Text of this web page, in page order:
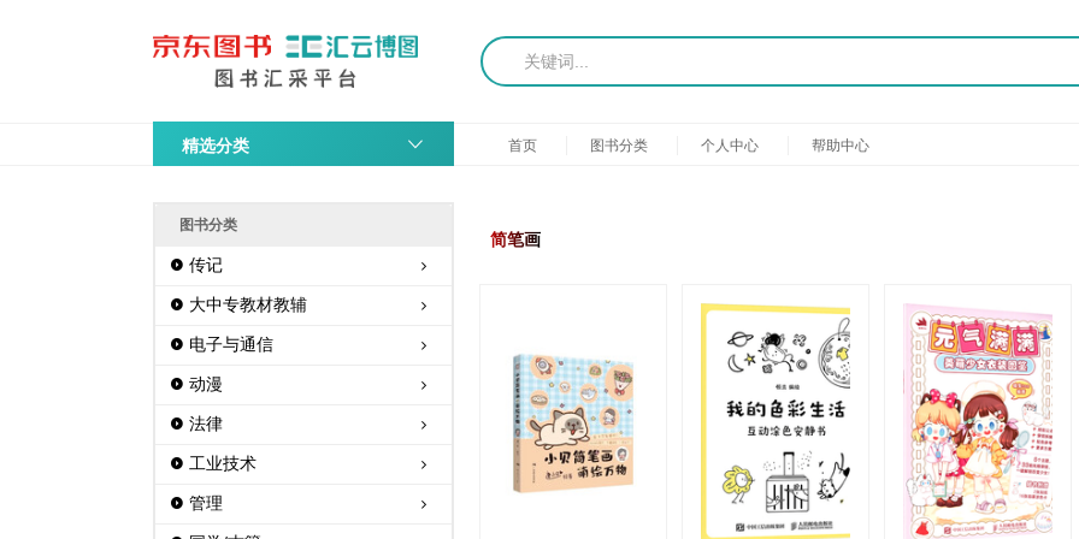
精选分类 首页 图书分类 个人中心 帮助中心
图书分类
传记
大中专教材教辅
电子与通信
动漫
法律
工业技术
管理
简笔画